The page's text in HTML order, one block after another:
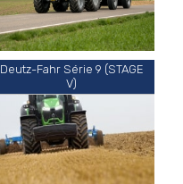
Deutz-Fahr Série 9 (STAGE
V)